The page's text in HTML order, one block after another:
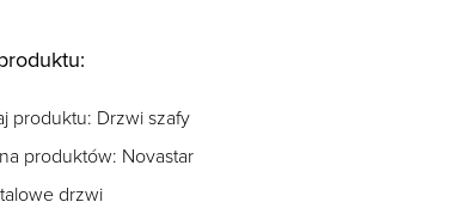
produktu: Drzwi szafy
produktów: Novastar
drzwi